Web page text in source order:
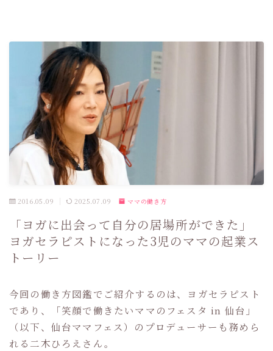
2016.05.09 2025.07.09 ママの働き方
「ヨガに出会って自分の居場所ができた」
ヨガセラピストになった3児のママの起業ス
トーリー
今回の働き方図鑑でご紹介するのは、ヨガセラピスト
であり、「笑顔で働きたいママのフェスタ in 仙台」
（以下、仙台ママフェス）のプロデューサーも務めら
れる二木ひろえさん。